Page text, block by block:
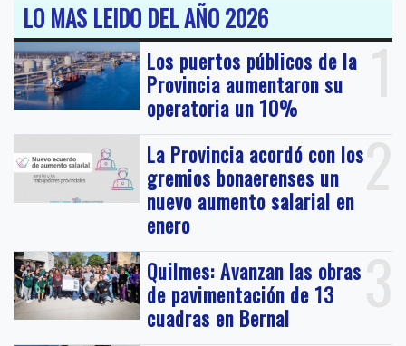
LO MAS LEIDO DEL AÑO 2026
1
Los puertos públicos de la
Provincia aumentaron su
operatoria un 10%
2
La Provincia acordó con los
gremios bonaerenses un
nuevo aumento salarial en
enero
3
Quilmes: Avanzan las obras
de pavimentación de 13
cuadras en Bernal